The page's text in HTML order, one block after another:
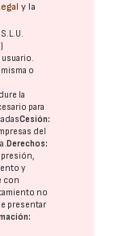
y la
o
la
para
Cesión:
del
Derechos:
y
con
no
presentar